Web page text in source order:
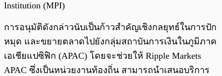
Institution (MPI)
การอนุมัติดังกล่าวนับเป็นก้าวสำคัญเชิงกลยุทธ์ในการปัก
หมุด และขยายตลาดไปยังกลุ่มสถาบันการเงินในภูมิภาค
เอเชียแปซิฟิก (APAC) โดยจะช่วยให้ Ripple Markets
APAC ซึ่งเป็นหน่วยงานท้องถิ่น สามารถนำเสนอบริการ